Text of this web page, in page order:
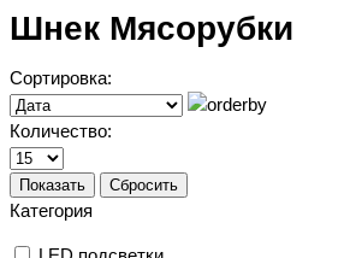
Шнек Мясорубки
Сортировка:
Количество:
Показать Сбросить
Категория